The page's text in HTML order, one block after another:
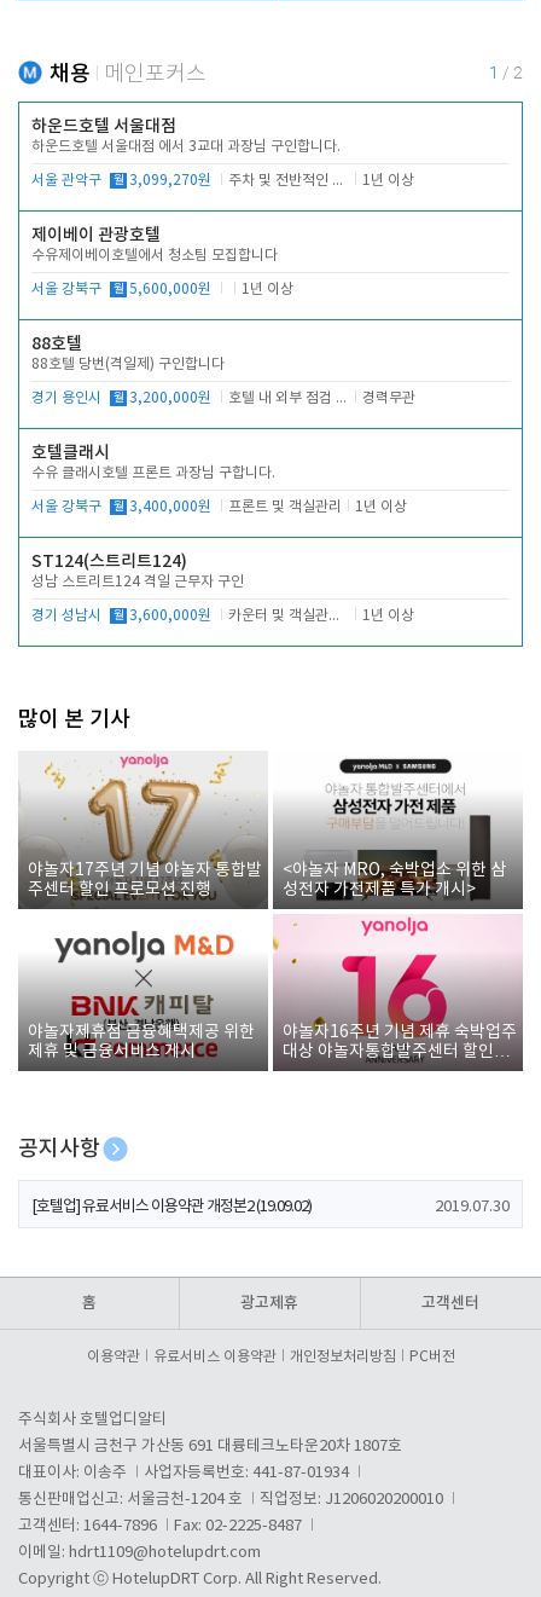
채용 메인포커스 1 / 2
하운드호텔 서울대점
하운드호텔 서울대점 에서 3교대 과장님 구인합니다.
서울 관악구 월 3,099,270원 주차 및 전반적인 당번업무 1년 이상
제이베이 관광호텔
수유제이베이호텔에서 청소팀 모집합니다
서울 강북구 월 5,600,000원 1년 이상
88호텔
88호텔 당번(격일제) 구인합니다
경기 용인시 월 3,200,000원 호텔 내 외부 점검 및 프런트 운영 경력무관
호텔클래시
수유 클래시호텔 프론트 과장님 구합니다.
서울 강북구 월 3,400,000원 프론트 및 객실관리 1년 이상
ST124(스트리트124)
성남 스트리트124 격일 근무자 구인
경기 성남시 월 3,600,000원 카운터 및 객실관리 전반 1년 이상
많이 본 기사
야놀자17주년 기념 야놀자 통합발
주센터 할인 프로모션 진행
<야놀자 MRO, 숙박업소 위한 삼
성전자 가전제품 특가 개시>
야놀자제휴점 금융혜택제공 위한
제휴 및 금융서비스 게시
야놀자16주년 기념 제휴 숙박업주
대상 야놀자통합발주센터 할인쿠
폰 증정
공지사항
[호텔업] 개인정보 처리방침 개정본1 (19.09.02)
[호텔업] 유료서비스 이용약관 개정본2 (19.09.02) 2019.07.30
홈 광고제휴 고객센터
이용약관 유료서비스 이용약관 개인정보처리방침 PC버전
주식회사 호텔업디알티
서울특별시 금천구 가산동 691 대륭테크노타운20차 1807호
대표이사: 이송주
사업자등록번호: 441-87-01934
통신판매업신고: 서울금천-1204 호
직업정보: J1206020200010
고객센터: 1644-7896
Fax: 02-2225-8487
이메일: hdrt1109@hotelupdrt.com
Copyright ⓒ HotelupDRT Corp. All Right Reserved.